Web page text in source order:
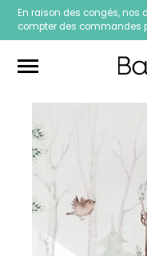
En raison des congés, nos délais
compter des commandes
Ces articles